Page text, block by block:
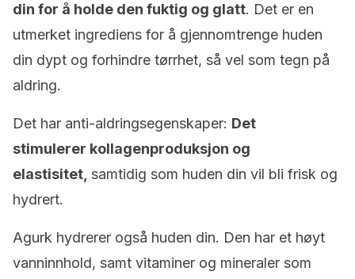
din for å holde den fuktig og glatt. Det er en
utmerket ingrediens for å gjennomtrenge huden
din dypt og forhindre tørrhet, så vel som tegn på
aldring.
Det har anti-aldringsegenskaper: Det
stimulerer kollagenproduksjon og
elastisitet, samtidig som huden din vil bli frisk og
hydrert.
Agurk hydrerer også huden din. Den har et høyt
vanninnhold, samt vitaminer og mineraler som